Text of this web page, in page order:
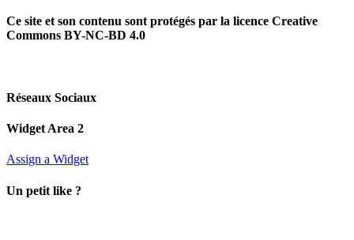
Ce site et son contenu sont protégés par la licence Creative
Commons BY-NC-BD 4.0
Réseaux Sociaux
Widget Area 2
Assign a Widget
Un petit like ?